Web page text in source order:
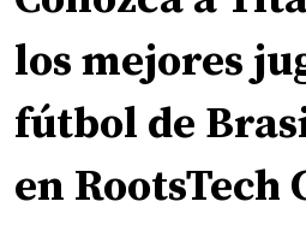
los mejores
fútbol de
en RootsTech